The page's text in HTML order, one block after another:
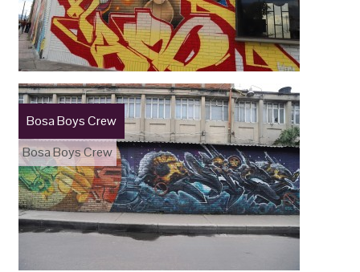
Bosa Boys Crew
Bosa Boys Crew